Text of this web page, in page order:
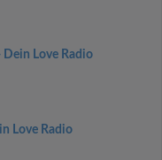
Love Radio
Love Radio